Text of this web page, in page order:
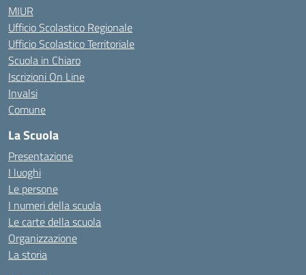
MIUR
Ufficio Scolastico Regionale
Ufficio Scolastico Territoriale
Scuola in Chiaro
Iscrizioni On Line
Invalsi
Comune
La Scuola
Presentazione
I luoghi
Le persone
I numeri della scuola
Le carte della scuola
Organizzazione
La storia